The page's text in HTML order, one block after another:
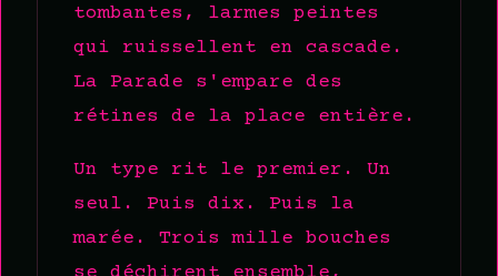
tombantes, larmes peintes
qui ruissellent en cascade.
La Parade s'empare des
rétines de la place entière.
Un type rit le premier. Un
seul. Puis dix. Puis la
marée. Trois mille bouches